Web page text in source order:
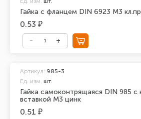
Гайка с фланцем DIN 6923 М3
0.53 ₽
Гайка самоконтрящаяся DIN 985 с
вставкой М3 цинк
Артикул: 985-3
Ед. изм. шт.
0.51 ₽